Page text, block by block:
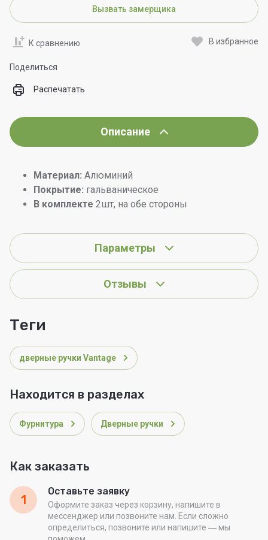
Вызвать замерщика
К сравнению В избранное
Поделиться
Распечатать
Описание
Материал: Алюминий
Покрытие: гальваническое
В комплекте 2шт, на обе стороны
Параметры
Отзывы
теги
дверные ручки Vantage
Находится в разделах
Фурнитура Дверные ручки
Как заказать
1
Оставьте заявку
Оформите заказ через корзину, напишите в
мессенджер или позвоните нам. Если сложно
определиться, позвоните или напишите ― мы